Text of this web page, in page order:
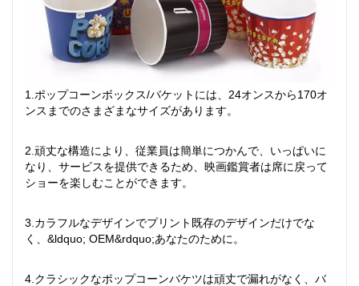
1.ポップコーンボックス/バケットには、24オンスから170オ
ンスまでのさまざまなサイズがあります。
2.頑丈な構造により、従業員は簡単につかんで、いっぱいに
なり、サービスを提供できるため、映画鑑賞者は席に戻って
ショーを楽しむことができます。
3.カラフルなデザインでプリント既存のデザインだけでな
く、&ldquo; OEM&rdquo;あなたのために。
4.クラシックなポップコーンバケツは頑丈で漏れがなく、バ